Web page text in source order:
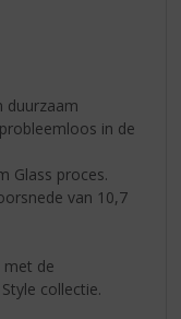
duurzaam
in de
Glass proces.
van 10,7
met de
collectie.